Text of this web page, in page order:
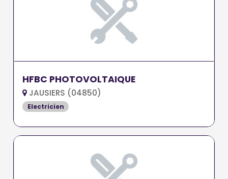
HFBC PHOTOVOLTAIQUE
JAUSIERS (04850)
Electricien